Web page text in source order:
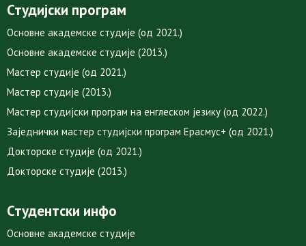
Студијски програм
Основне академске студије (од 2021.)
Основне академске студије (2013.)
Мастер студије (од 2021.)
Мастер студије (2013.)
Мастер студијски програм на енглеском језику (од 2022.)
Заједнички мастер студијски програм Ерасмус+ (од 2021.)
Докторске студије (од 2021.)
Докторске студије (2013.)
Студентски инфо
Основне академске студије